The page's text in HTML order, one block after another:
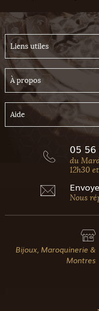
Liens utiles
À propos
Aide
05
du
12h30
Nous
Bijoux, Maroquinerie &
Montres